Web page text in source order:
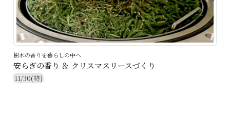
樹木の香りを暮らしの中へ
安らぎの香り ＆ クリスマスリースづくり
11/30(終)